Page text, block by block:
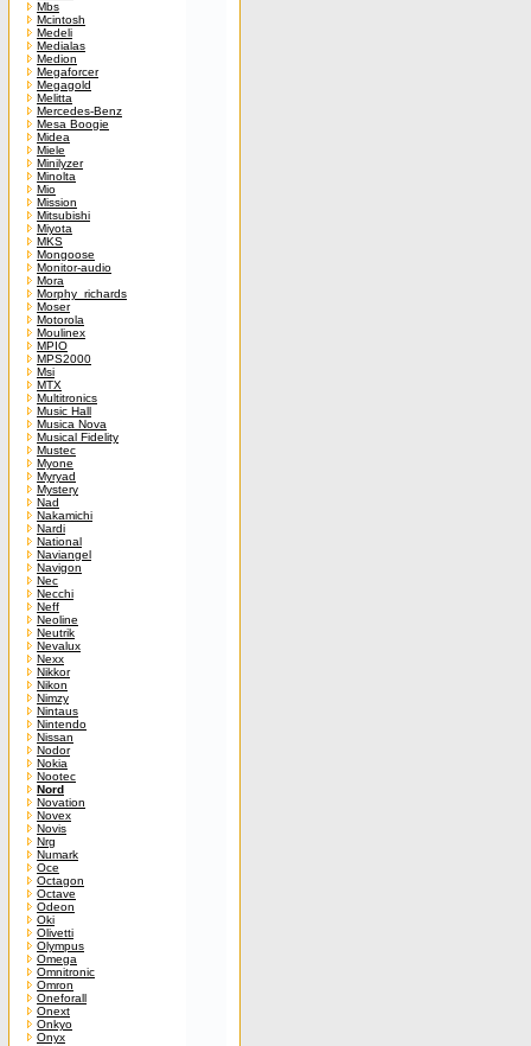
Mbs
Mcintosh
Medeli
Medialas
Medion
Megaforcer
Megagold
Melitta
Mercedes-Benz
Mesa Boogie
Midea
Miele
Minilyzer
Minolta
Mio
Mission
Mitsubishi
Miyota
MKS
Mongoose
Monitor-audio
Mora
Morphy_richards
Moser
Motorola
Moulinex
MPIO
MPS2000
Msi
MTX
Multitronics
Music Hall
Musica Nova
Musical Fidelity
Mustec
Myone
Myryad
Mystery
Nad
Nakamichi
Nardi
National
Naviangel
Navigon
Nec
Necchi
Neff
Neoline
Neutrik
Nevalux
Nexx
Nikkor
Nikon
Nimzy
Nintaus
Nintendo
Nissan
Nodor
Nokia
Nootec
Nord
Novation
Novex
Novis
Nrg
Numark
Oce
Octagon
Octave
Odeon
Oki
Olivetti
Olympus
Omega
Omnitronic
Omron
Oneforall
Onext
Onkyo
Onyx